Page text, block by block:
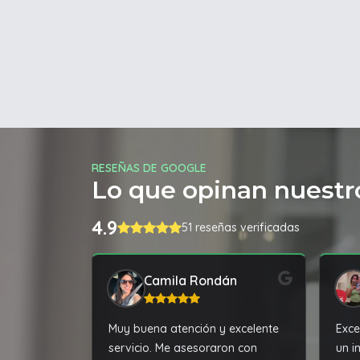
RESEÑAS DE GOOGLE
Lo que opinan
4.9 51 reseñas verificadas
Camila Rondán
Muy buena atención y excelente
servicio. Me asesoraron con
un